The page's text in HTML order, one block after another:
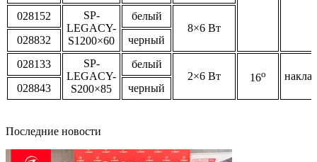
028152
SP-
LEGACY-
S1200×60
белый
8×6 Вт
028832
черный
028133
SP-
LEGACY-
S200×85
белый
2×6 Вт
16o
028843
черный
Последние новости